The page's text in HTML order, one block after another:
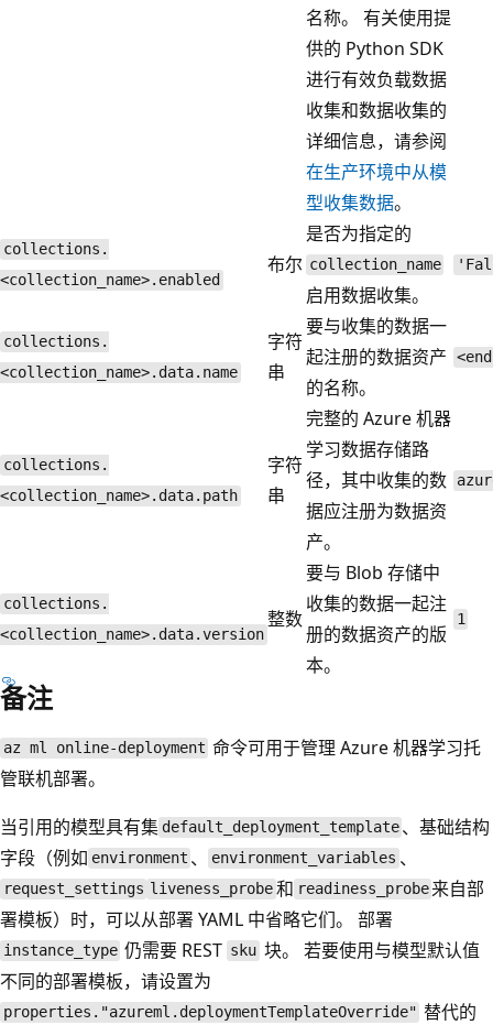
名称。 有关使用提
供的 Python SDK
进行有效负载数据
收集和数据收集的
详细信息，请参阅
在生产环境中从模
型收集数据。
collections.
<collection_name>.enabled
布尔
是否为指定的
collection_name
启用数据收集。
collections.
<collection_name>.data.name
字符
串
要与收集的数据一
起注册的数据资产
的名称。
collections.
<collection_name>.data.path
字符
串
完整的 Azure 机器
学习数据存储路
径，其中收集的数
据应注册为数据资
产。
collections.
<collection_name>.data.version
整数
要与 Blob 存储中
收集的数据一起注
册的数据资产的版
本。
1
备注
az ml online-deployment 命令可用于管理 Azure 机器学习托
管联机部署。
当引用的模型具有集 default_deployment_template 、基础结构
字段（例如 environment 、 environment_variables 、
request_settings liveness_probe和 readiness_probe 来自部
署模板）时，可以从部署 YAML 中省略它们。 部署
instance_type 仍需要 REST sku块。 若要使用与模型默认值
不同的部署模板，请设置为
properties."azureml.deploymentTemplateOverride" 替代的